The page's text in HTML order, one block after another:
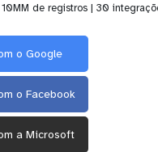
de registros | 30
o Google
o Facebook
a Microsoft